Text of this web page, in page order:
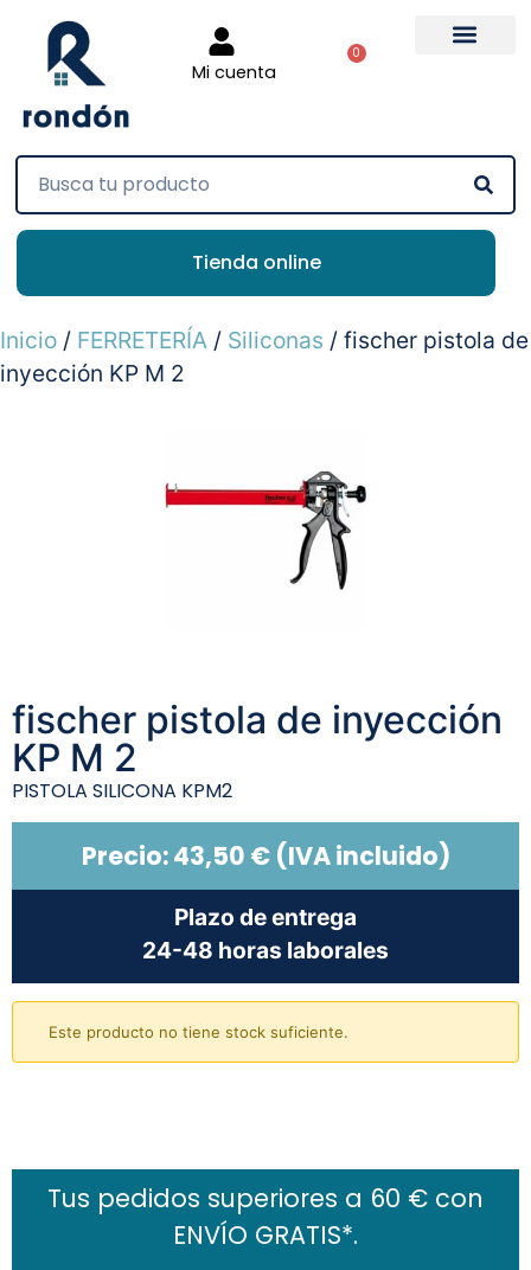
Mi cuenta
0
Tienda online
Inicio / FERRETERÍA / Siliconas / fischer pistola de
inyección KP M 2
fischer pistola de inyección
KP M 2
PISTOLA SILICONA KPM2
Precio:43,50 €(IVA incluido)
Plazo de entrega
24-48 horas laborales
Este producto no tiene stock suficiente.
Tus pedidos superiores a 60 € con
ENVÍO GRATIS*.